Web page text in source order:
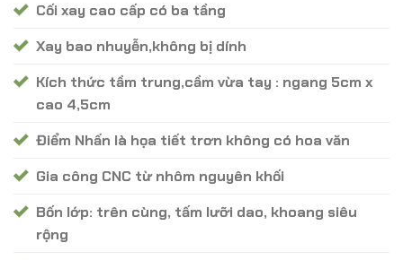
220.000 ₫.
Cối xay cao cấp có ba tầng
Xay bao nhuyễn,không bị dính
Kích thức tầm trung,cầm vừa tay : ngang 5cm x
cao 4,5cm
Điểm Nhấn là họa tiết trơn không có hoa văn
Gia công CNC từ nhôm nguyên khối
Bốn lớp: trên cùng, tấm lưỡi dao, khoang siêu
rộng